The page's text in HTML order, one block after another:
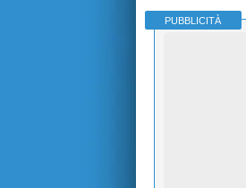
PUBBLICITÀ